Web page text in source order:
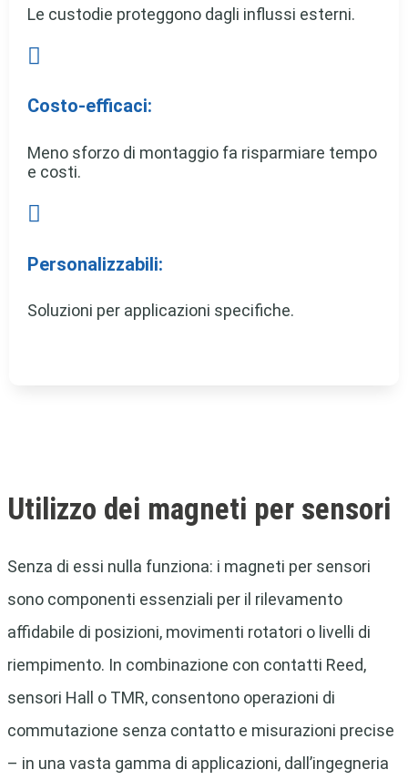
Le custodie proteggono dagli influssi esterni.

Costo-efficaci:
Meno sforzo di montaggio fa risparmiare tempo
e costi.

Personalizzabili:
Soluzioni per applicazioni specifiche.
Utilizzo dei magneti per sensori
Senza di essi nulla funziona: i magneti per sensori
sono componenti essenziali per il rilevamento
affidabile di posizioni, movimenti rotatori o livelli di
riempimento. In combinazione con contatti Reed,
sensori Hall o TMR, consentono operazioni di
commutazione senza contatto e misurazioni precise
– in una vasta gamma di applicazioni, dall’ingegneria